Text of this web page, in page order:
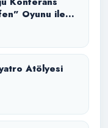
Oyunu ile